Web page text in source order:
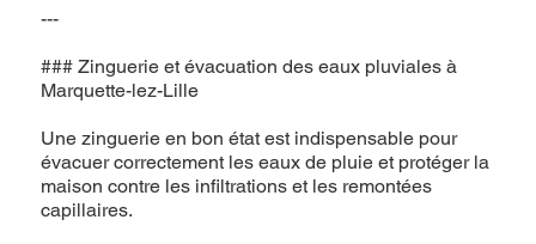
---
### Zinguerie et évacuation des eaux pluviales à
Marquette-lez-Lille
Une zinguerie en bon état est indispensable pour
évacuer correctement les eaux de pluie et protéger la
maison contre les infiltrations et les remontées
capillaires.